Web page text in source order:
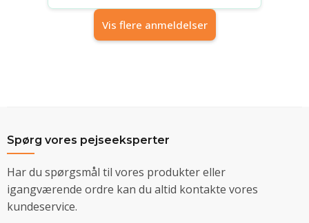
Vis flere anmeldelser
Spørg vores pejseeksperter
Har du spørgsmål til vores produkter eller
igangværende ordre kan du altid kontakte vores
kundeservice.